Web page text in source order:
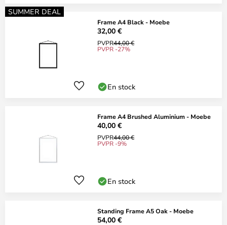
SUMMER DEAL
Frame A4 Black - Moebe
32,00 €
PVPR44,00 €
PVPR -27%
En stock
Frame A4 Brushed Aluminium - Moebe
40,00 €
PVPR44,00 €
PVPR -9%
En stock
Standing Frame A5 Oak - Moebe
54,00 €